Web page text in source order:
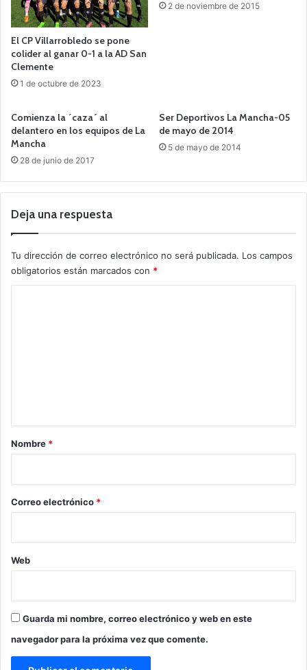
El CP Villarrobledo se pone
colider al ganar 0-1 a la AD San
Clemente
1 de octubre de 2023
2 de noviembre de 2015
Comienza la ´caza´ al
delantero en los equipos de La
Mancha
28 de junio de 2017
Ser Deportivos La Mancha-05
de mayo de 2014
5 de mayo de 2014
Deja una respuesta
Tu dirección de correo electrónico no será publicada. Los campos
obligatorios están marcados con *
r
*
Nombre *
Correo electrónico *
Web
Guarda mi nombre, correo electrónico y web en este
navegador para la próxima vez que comente.